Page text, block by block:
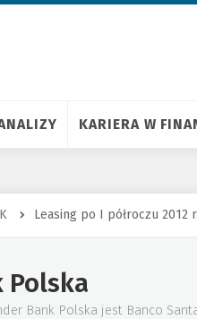
KARIERA W
Leasing po I półroczu 2012
Polska
Bank Polska jest Banco